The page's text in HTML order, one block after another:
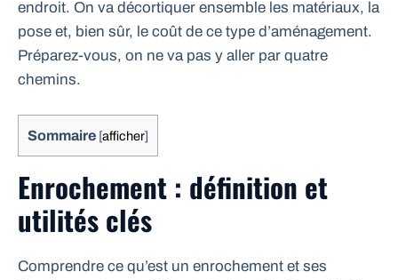
endroit. On va décortiquer ensemble les matériaux, la
pose et, bien sûr, le coût de ce type d’aménagement.
Préparez-vous, on ne va pas y aller par quatre
chemins.
Sommaire [afficher]
Enrochement : définition et
utilités clés
Comprendre ce qu’est un enrochement et ses